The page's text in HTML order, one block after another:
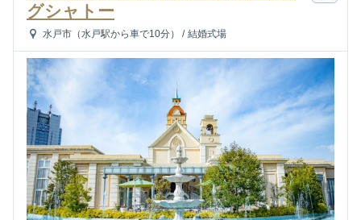
グシャトー
水戸市（水戸駅から車で10分） / 結婚式場